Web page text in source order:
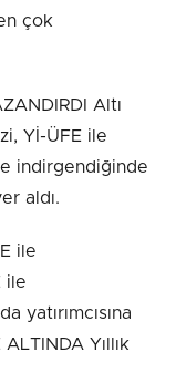
çok
Altı
Yİ-ÜFE ile
indirgendiğinde
aldı.
ile
ile
yatırımcısına
Yıllık